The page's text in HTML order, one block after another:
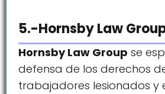
5.-Hornsby Law
Hornsby Law Group se
defensa de los derechos
trabajadores lesionados y